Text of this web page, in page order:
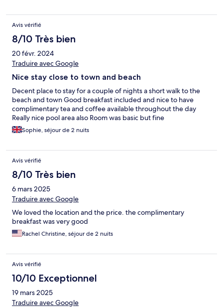
Avis vérifié
8/10 Très bien
20 févr. 2024
Traduire avec Google
Nice stay close to town and beach
Decent place to stay for a couple of nights a short walk to the
beach and town Good breakfast included and nice to have
complimentary tea and coffee available throughout the day
Really nice pool area also Room was basic but fine
Sophie, séjour de 2 nuits
Avis vérifié
8/10 Très bien
6 mars 2025
Traduire avec Google
We loved the location and the price. the complimentary
breakfast was very good
Rachel Christine, séjour de 2 nuits
Avis vérifié
10/10 Exceptionnel
19 mars 2025
Traduire avec Google